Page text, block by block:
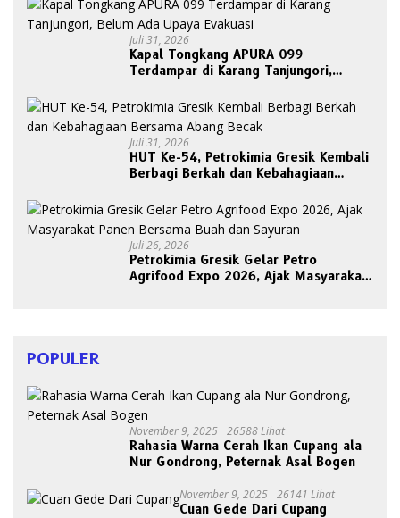
Juli 31, 2026
Kapal Tongkang APURA 099
Terdampar di Karang Tanjungori,
Juli 31, 2026
HUT Ke-54, Petrokimia Gresik Kembali
Berbagi Berkah dan Kebahagiaan
Juli 26, 2026
Petrokimia Gresik Gelar Petro
Agrifood Expo 2026, Ajak Masyarakat
POPULER
November 9, 2025 26588 Lihat
Rahasia Warna Cerah Ikan Cupang ala
Nur Gondrong, Peternak Asal Bogen
November 9, 2025 26141 Lihat
Cuan Gede Dari Cupang